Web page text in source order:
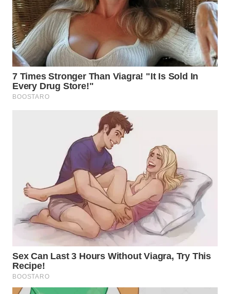
WN
TAPANULI
TENGAH
WN DELI
SERDANG
WN
KARAWANG
WN
BEKASI
WN
BOGOR